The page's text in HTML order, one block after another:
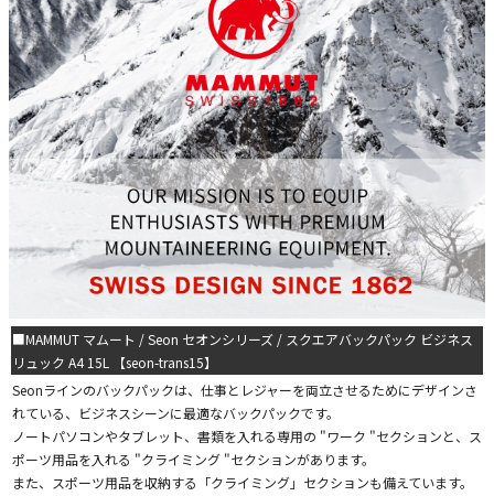
■MAMMUT マムート / Seon セオンシリーズ / スクエアバックパック ビジネス
リュック A4 15L 【seon-trans15】
Seonラインのバックパックは、仕事とレジャーを両立させるためにデザインさ
れている、ビジネスシーンに最適なバックパックです。
ノートパソコンやタブレット、書類を入れる専用の "ワーク "セクションと、ス
ポーツ用品を入れる "クライミング "セクションがあります。
また、スポーツ用品を収納する「クライミング」セクションも備えています。